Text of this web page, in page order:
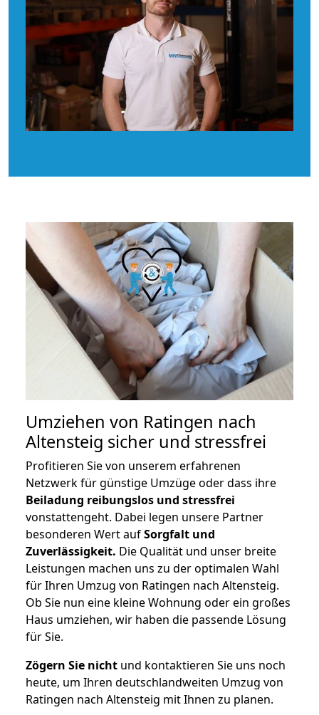
Umziehen von Ratingen nach
Altensteig sicher und stressfrei
Profitieren Sie von unserem erfahrenen
Netzwerk für günstige Umzüge oder dass ihre
Beiladung reibungslos und stressfrei
vonstattengeht. Dabei legen unsere Partner
besonderen Wert aufSorgfalt und
Zuverlässigkeit. Die Qualität und unser breite
Leistungen machen uns zu der optimalen Wahl
für Ihren Umzug von Ratingen nach Altensteig.
Ob Sie nun eine kleine Wohnung oder ein großes
Haus umziehen, wir haben die passende Lösung
für Sie.
Zögern Sie nicht und kontaktieren Sie uns noch
heute, um Ihren deutschlandweiten Umzug von
Ratingen nach Altensteig mit Ihnen zu planen.